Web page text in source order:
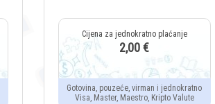
2,00 €
Gotovina, pouzeće, virman i jednokratno
Visa, Master, Maestro, Kripto Valute